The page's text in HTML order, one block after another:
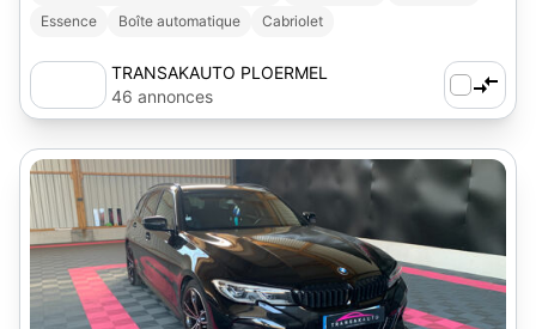
Essence
Boîte automatique Cabriolet
TRANSAKAUTO PLOERMEL
46 annonces